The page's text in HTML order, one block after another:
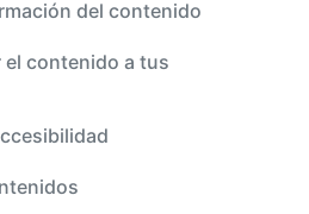
del contenido
el contenido a tus